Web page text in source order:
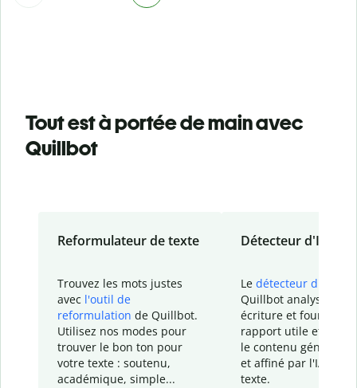
Tout est à portée de main avec
Quillbot
Reformulateur de texte
Trouvez les mots justes
avec l'outil de
reformulation de Quillbot.
Utilisez nos modes pour
trouver le bon ton pour
votre texte : soutenu,
académique, simple...
Détecteur d'IA
Le détecteur d'IA
Quillbot analyse votre
écriture et fournit un
rapport utile et
le contenu généré
et affiné par l'IA
texte.